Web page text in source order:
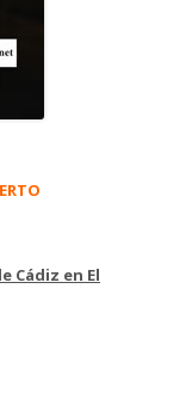
Cádiz en El